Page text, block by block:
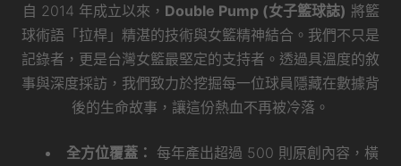
自 2014 年成立以來， Double Pump (女子籃球誌) 將籃
球術語「拉桿」精湛的技術與女籃精神結合。我們不只是
記錄者，更是台灣女籃最堅定的支持者。透過具溫度的敘
事與深度採訪，我們致力於挖掘每一位球員隱藏在數據背
後的生命故事，讓這份熱血不再被冷落。
全方位覆蓋： 每年產出超過 500 則原創內容，橫